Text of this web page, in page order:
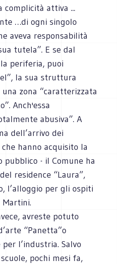
attiva ...
…di ogni singolo
aveva responsabilità
tutela”. E se dal
periferia, puoi
la sua struttura
zona “caratterizzata
Anch'essa
abusiva”. A
dell’arrivo dei
hanno acquisito la
- il Comune ha
residence “Laura”,
l’alloggio per gli ospiti
Martini.
avreste potuto
“Panetta”o
l’industria. Salvo
pochi mesi fa,